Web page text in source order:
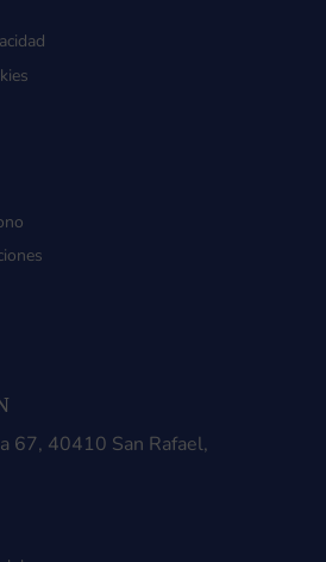
67, 40410 San Rafael,